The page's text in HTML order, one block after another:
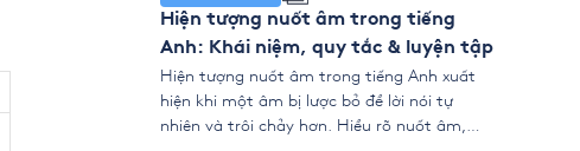
Hiện tượng nuốt âm trong tiếng
Anh: Khái niệm, quy tắc & luyện tập
Hiện tượng nuốt âm trong tiếng Anh xuất
hiện khi một âm bị lược bỏ để lời nói tự
nhiên và trôi chảy hơn. Hiểu rõ nuốt âm,